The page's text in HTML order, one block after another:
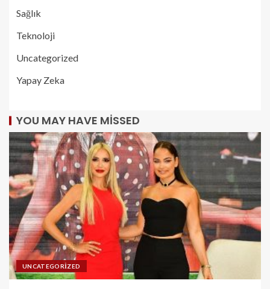
Sağlık
Teknoloji
Uncategorized
Yapay Zeka
YOU MAY HAVE MISSED
UNCATEGORIZED